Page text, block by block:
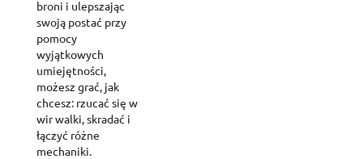
broni i ulepszając
swoją postać przy
pomocy
wyjątkowych
umiejętności,
możesz grać, jak
chcesz: rzucać się w
wir walki, skradać i
łączyć różne
mechaniki.